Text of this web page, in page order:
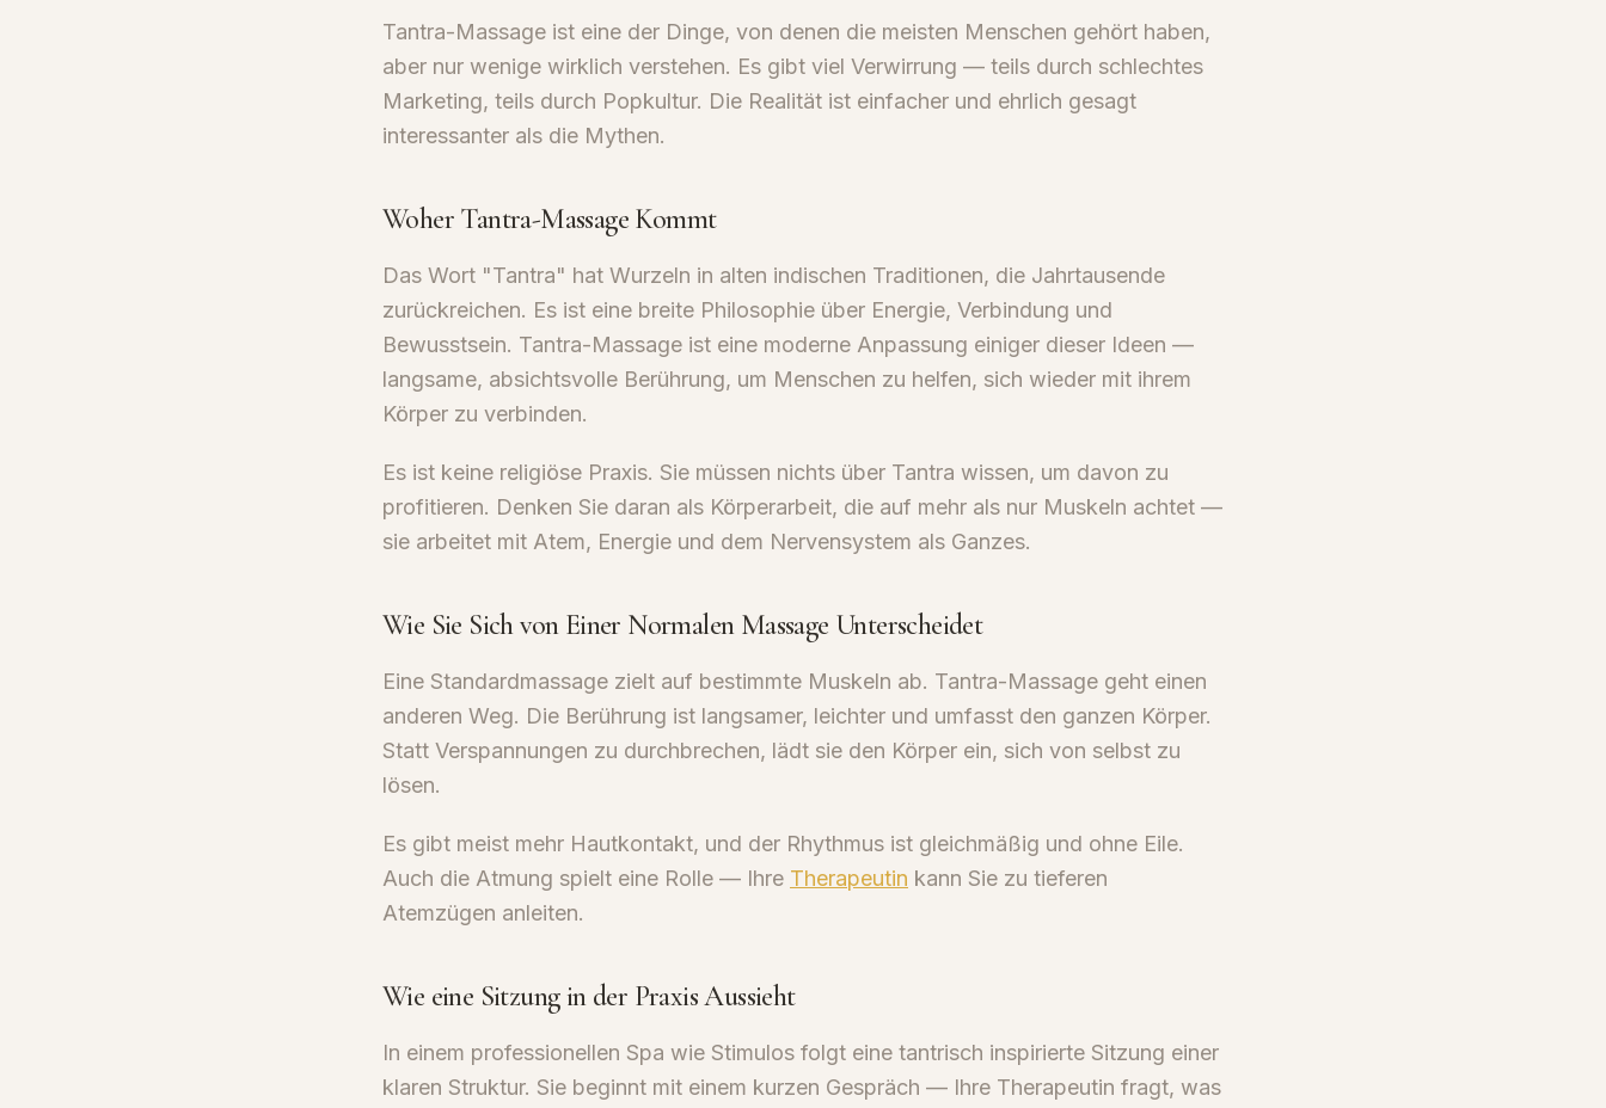
Tantra-Massage ist eine der Dinge, von denen die meisten Menschen gehört haben,
aber nur wenige wirklich verstehen. Es gibt viel Verwirrung — teils durch schlechtes
Marketing, teils durch Popkultur. Die Realität ist einfacher und ehrlich gesagt
interessanter als die Mythen.
Woher Tantra-Massage Kommt
Das Wort "Tantra" hat Wurzeln in alten indischen Traditionen, die Jahrtausende
zurückreichen. Es ist eine breite Philosophie über Energie, Verbindung und
Bewusstsein. Tantra-Massage ist eine moderne Anpassung einiger dieser Ideen —
langsame, absichtsvolle Berührung, um Menschen zu helfen, sich wieder mit ihrem
Körper zu verbinden.
Es ist keine religiöse Praxis. Sie müssen nichts über Tantra wissen, um davon zu
profitieren. Denken Sie daran als Körperarbeit, die auf mehr als nur Muskeln achtet —
sie arbeitet mit Atem, Energie und dem Nervensystem als Ganzes.
Wie Sie Sich von Einer Normalen Massage Unterscheidet
Eine Standardmassage zielt auf bestimmte Muskeln ab. Tantra-Massage geht einen
anderen Weg. Die Berührung ist langsamer, leichter und umfasst den ganzen Körper.
Statt Verspannungen zu durchbrechen, lädt sie den Körper ein, sich von selbst zu
lösen.
Es gibt meist mehr Hautkontakt, und der Rhythmus ist gleichmäßig und ohne Eile.
Auch die Atmung spielt eine Rolle — Ihre Therapeutin kann Sie zu tieferen
Atemzügen anleiten.
Wie eine Sitzung in der Praxis Aussieht
In einem professionellen Spa wie Stimulos folgt eine tantrisch inspirierte Sitzung einer
klaren Struktur. Sie beginnt mit einem kurzen Gespräch — Ihre Therapeutin fragt, was